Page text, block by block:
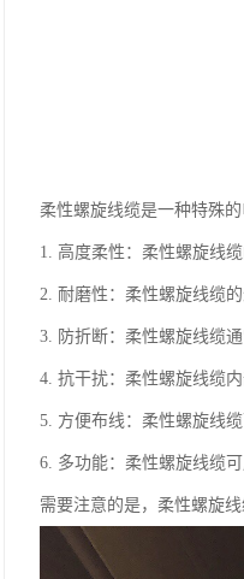
柔性螺旋线缆是一种特殊的
1. 高度柔性：柔性螺旋线
2. 耐磨性：柔性螺旋线缆
3. 防折断：柔性螺旋线缆
4. 抗干扰：柔性螺旋线缆
5. 方便布线：柔性螺旋线
6. 多功能：柔性螺旋线缆
需要注意的是，柔性螺旋